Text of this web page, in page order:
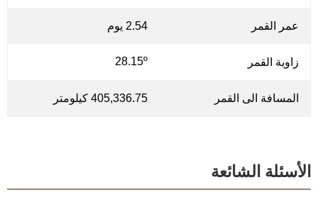
عمر القمر 2.54 يوم
زاوية القمر 28.15º
المسافة الى القمر 405,336.75 كيلومتر
الأسئلة الشائعة